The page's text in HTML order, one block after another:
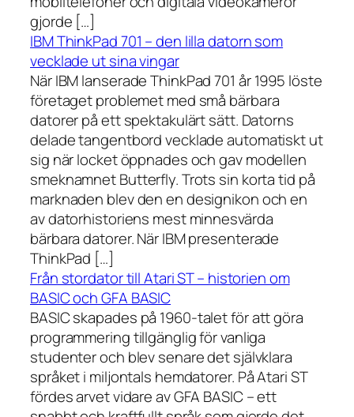
gjorde […]
IBM ThinkPad 701 – den lilla datorn som
vecklade ut sina vingar
När IBM lanserade ThinkPad 701 år 1995 löste
företaget problemet med små bärbara
datorer på ett spektakulärt sätt. Datorns
delade tangentbord vecklade automatiskt ut
sig när locket öppnades och gav modellen
smeknamnet Butterfly. Trots sin korta tid på
marknaden blev den en designikon och en
av datorhistoriens mest minnesvärda
bärbara datorer. När IBM presenterade
ThinkPad […]
Från stordator till Atari ST – historien om
BASIC och GFA BASIC
BASIC skapades på 1960-talet för att göra
programmering tillgänglig för vanliga
studenter och blev senare det självklara
språket i miljontals hemdatorer. På Atari ST
fördes arvet vidare av GFA BASIC – ett